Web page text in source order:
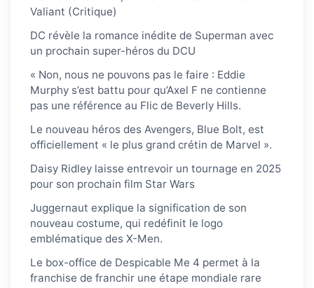
Valiant (Critique)
DC révèle la romance inédite de Superman avec
un prochain super-héros du DCU
« Non, nous ne pouvons pas le faire : Eddie
Murphy s’est battu pour qu’Axel F ne contienne
pas une référence au Flic de Beverly Hills.
Le nouveau héros des Avengers, Blue Bolt, est
officiellement « le plus grand crétin de Marvel ».
Daisy Ridley laisse entrevoir un tournage en 2025
pour son prochain film Star Wars
Juggernaut explique la signification de son
nouveau costume, qui redéfinit le logo
emblématique des X-Men.
Le box-office de Despicable Me 4 permet à la
franchise de franchir une étape mondiale rare